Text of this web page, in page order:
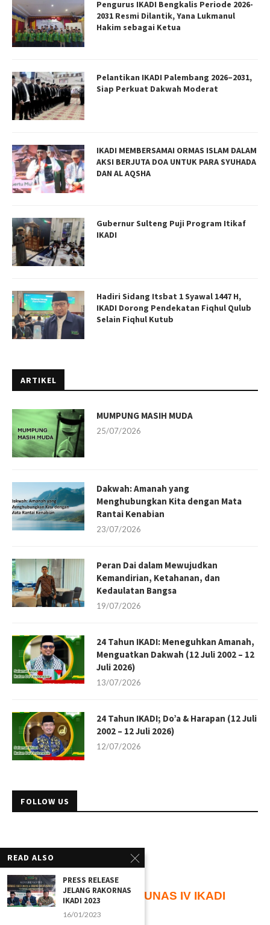
Pengurus IKADI Bengkalis Periode 2026-
2031 Resmi Dilantik, Yana Lukmanul
Hakim sebagai Ketua
Pelantikan IKADI Palembang 2026–2031,
Siap Perkuat Dakwah Moderat
IKADI MEMBERSAMAI ORMAS ISLAM DALAM
AKSI BERJUTA DOA UNTUK PARA SYUHADA
DAN AL AQSHA
Gubernur Sulteng Puji Program Itikaf
IKADI
Hadiri Sidang Itsbat 1 Syawal 1447 H,
IKADI Dorong Pendekatan Fiqhul Qulub
Selain Fiqhul Kutub
ARTIKEL
MUMPUNG MASIH MUDA
25/07/2026
Dakwah: Amanah yang
Menghubungkan Kita dengan Mata
Rantai Kenabian
23/07/2026
Peran Dai dalam Mewujudkan
Kemandirian, Ketahanan, dan
Kedaulatan Bangsa
19/07/2026
24 Tahun IKADI: Meneguhkan Amanah,
Menguatkan Dakwah (12 Juli 2002 – 12
Juli 2026)
13/07/2026
24 Tahun IKADI; Do’a & Harapan (12 Juli
2002 – 12 Juli 2026)
12/07/2026
FOLLOW US
104 HariMenuju MUNAS IV IKADI
READ ALSO
PRESS RELEASE
JELANG RAKORNAS
IKADI 2023
16/01/2023